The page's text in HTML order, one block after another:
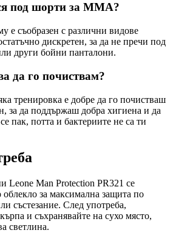
под шорти за ММА?
е съобразен с различни видове
дискретен, за да не пречи под
други бойни панталони.
да го почиствам?
тренировка е добре да го почистваш
за да поддържаш добра хигиена и да
пак, потта и бактериите не са ти
Leone Man Protection PR321 се
облекло за максимална защита по
състезание. След употреба,
и съхранявайте на сухо място,
светлина.